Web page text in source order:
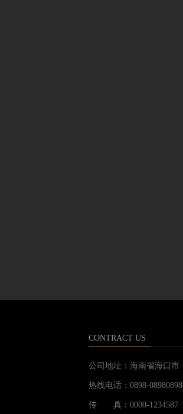
CONTRACT US
公司地址： 海南省海口市
热线电话： 0898-08980898
传 真： 0000-1234587